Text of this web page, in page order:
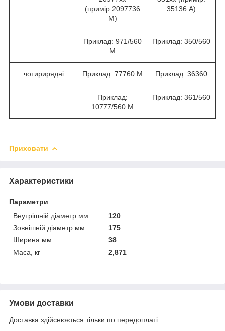
(примір:2097736
М)
35136 А)
Приклад: 971/560
М
Приклад: 350/560
чотирирядні Приклад: 77760 М Приклад: 36360
Приклад:
10777/560 М
Приклад: 361/560
Приховати
Характеристики
Параметри
Внутрішній діаметр мм
120
Зовнішній діаметр мм
175
Ширина мм
38
Маса, кг
2,871
Умови доставки
Доставка здійснюється тільки по передоплаті.